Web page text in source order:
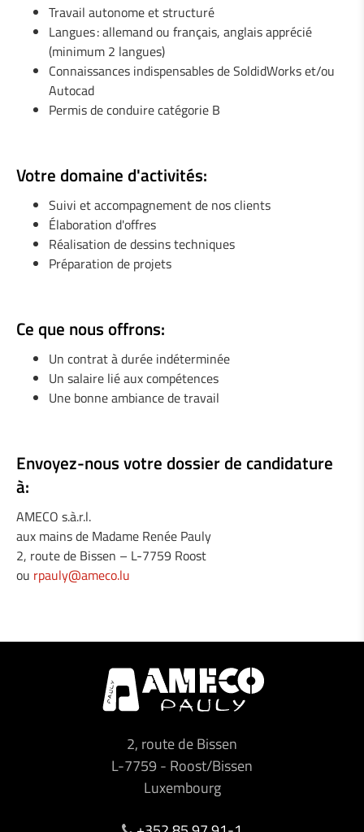
1 Technicien en mécanique générale (m/f)
1 Mécanicien de machines agricoles (m/f)
1 Serrurier / Métallier (m/f)
1 Soudeur / Serrurier (m/f)
1 Monteur / Assembleur (m/f)
1 Mécanicien de maintenance industrielle (m/f)
Travail autonome et structuré
Langues : allemand ou français, anglais apprécié
(minimum 2 langues)
Connaissances indispensables de SoldidWorks et/ou
Autocad
Permis de conduire catégorie B
Votre domaine d'activités:
Suivi et accompagnement de nos clients
Élaboration d'offres
Réalisation de dessins techniques
Préparation de projets
Ce que nous offrons:
Un contrat à durée indéterminée
Un salaire lié aux compétences
Une bonne ambiance de travail
Envoyez-nous votre dossier de candidature
à:
AMECO s.à.r.l.
aux mains de Madame Renée Pauly
2, route de Bissen – L-7759 Roost
ou rpauly@ameco.lu
2, route de Bissen
L-7759- Roost/Bissen
Luxembourg